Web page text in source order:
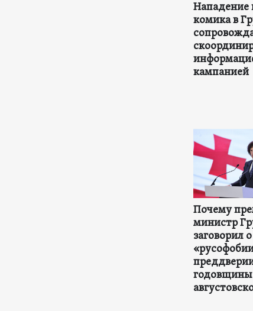
Нападение
комика в
кампанией
Почему
министр
заговорил о
годовщины